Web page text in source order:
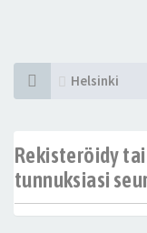
Helsinki
Rekisteröidy
tunnuksiasi